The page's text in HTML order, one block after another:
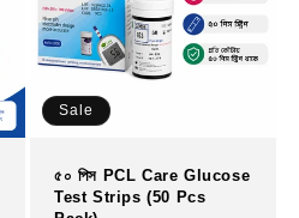
Sale
৫০ পিস PCL Care Glucose
Test Strips (50 Pcs